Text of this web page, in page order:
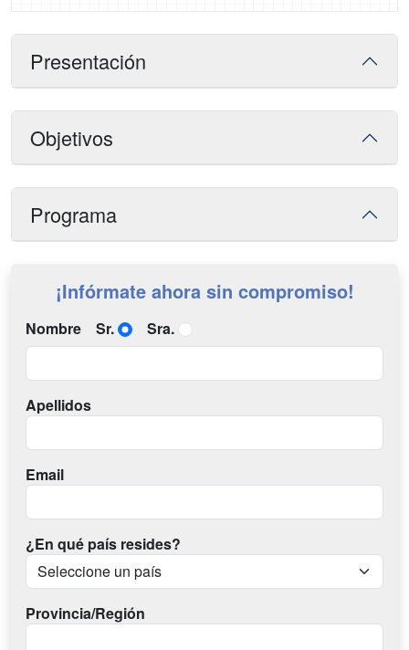
Presentación
Objetivos
Programa
¡Infórmate ahora sin compromiso!
Nombre Sr. Sra.
Apellidos
Email
¿En qué país resides?
Provincia/Región